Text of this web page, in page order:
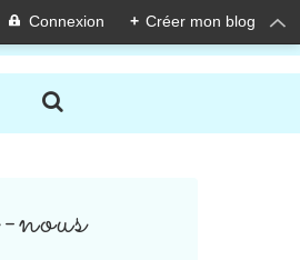
Connexion + Créer mon blog